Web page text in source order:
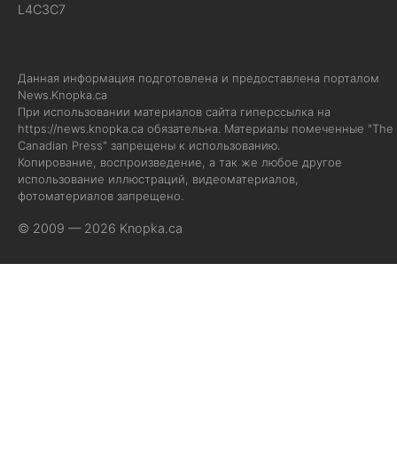
L4C3C7
Данная информация подготовлена и предоставлена порталом
News.Knopka.ca
При использовании материалов сайта гиперссылка на
https://news.knopka.ca обязательна. Материалы помеченные "The
Canadian Press" запрещены к использованию.
Копирование, воспроизведение, а так же любое другое
использование иллюстраций, видеоматериалов,
фотоматериалов запрещено.
© 2009 — 2026 Knopka.ca